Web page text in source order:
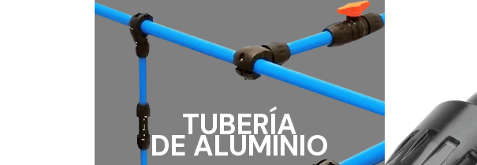
TUBERÍA
DE ALUMINIO